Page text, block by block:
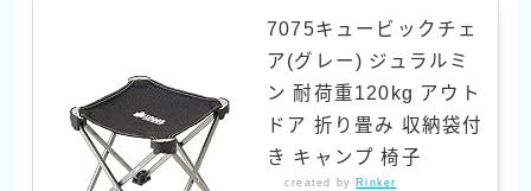
7075キュービックチェ
ア(グレー) ジュラルミ
ン 耐荷重120kg アウト
ドア 折り畳み 収納袋付
き キャンプ 椅子
created by Rinker